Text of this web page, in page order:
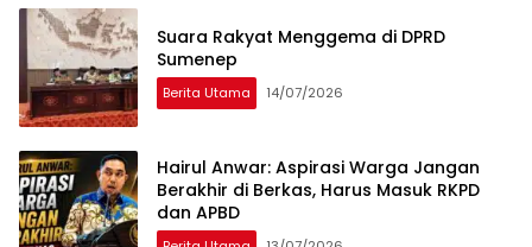
Suara Rakyat Menggema di DPRD
Sumenep
Berita Utama 14/07/2026
Hairul Anwar: Aspirasi Warga Jangan
Berakhir di Berkas, Harus Masuk RKPD
dan APBD